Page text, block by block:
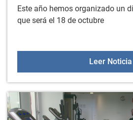
Este año hemos organizado un
que será el 18 de octubre
Leer Noticia